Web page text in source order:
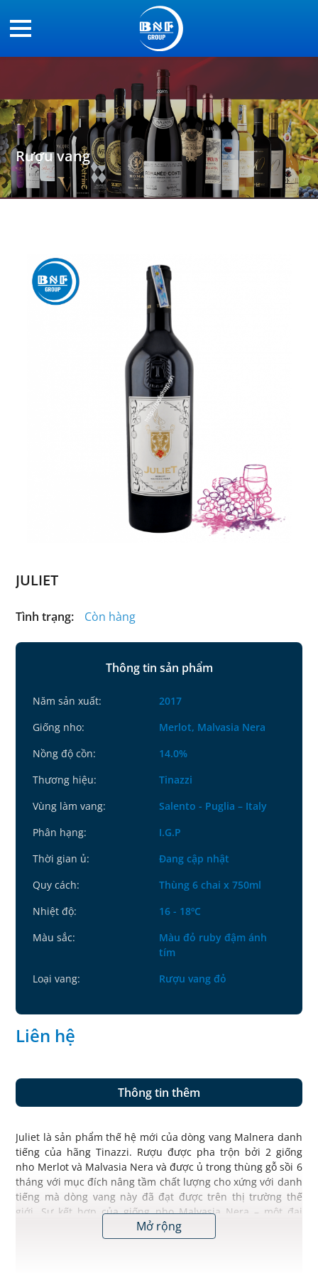
Rượu vang
JULIET
Tình trạng: Còn hàng
Thông tin sản phẩm
Năm sản xuất:
2017
Giống nho:
Merlot, Malvasia Nera
Nồng độ cồn:
14.0%
Thương hiệu:
Tinazzi
Vùng làm vang:
Salento - Puglia – Italy
Phân hạng:
I.G.P
Thời gian ủ:
Đang cập nhật
Quy cách:
Thùng 6 chai x 750ml
Nhiệt độ:
16 - 18ºC
Màu sắc:
Màu đỏ ruby đậm ánh
tím
Loại vang:
Rượu vang đỏ
Liên hệ
Thông tin thêm
Juliet là sản phẩm thế hệ mới của dòng vang Malnera danh
tiếng của hãng Tinazzi. Rượu được pha trộn bởi 2 giống
nho Merlot và Malvasia Nera và được ủ trong thùng gỗ sồi 6
tháng với mục đích nâng tầm chất lượng cho xứng với danh
tiếng mà dòng vang này đã đạt được trên thị trường thế
giới. Sự kết hợp của giống nho Malvasia Nera – một đại
diện của khí hậu nóng khô vùng miền nam nước Ý với
hương chocolate, mận đen và hoa tươi, cùng Merlot – một
Mở rộng